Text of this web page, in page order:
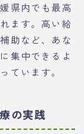
県内でも最高
ます。高い給
助など、あな
集中できるよ
ています。
の実践